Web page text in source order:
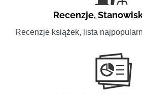
Recenzje,
Recenzje książek, lista